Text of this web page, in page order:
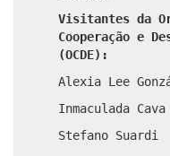
Visitantes da
Cooperação e
(OCDE):
Alexia Lee
Inmaculada
Stefano Suardi